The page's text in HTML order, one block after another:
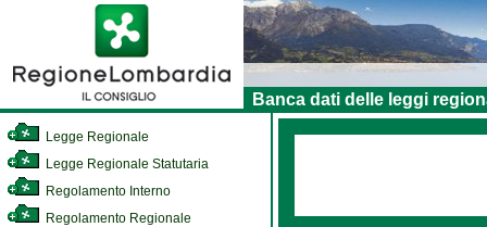
Banca dati delle leggi
Legge Regionale
Legge Regionale Statutaria
Regolamento Interno
Regolamento Regionale